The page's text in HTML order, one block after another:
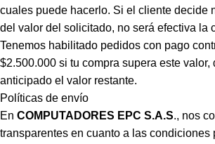
cuales puede hacerlo. Si el cliente decide
del valor del solicitado, no será efectiva la
Tenemos habilitado pedidos con pago
$2.500.000 si tu compra supera este valor,
anticipado el valor restante.
Políticas de envío
En COMPUTADORES EPC S.A.S., nos
transparentes en cuanto a las condiciones